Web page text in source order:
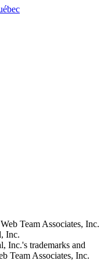
Team Associates, Inc.
Inc.
Inc.'s trademarks and
Team Associates, Inc.